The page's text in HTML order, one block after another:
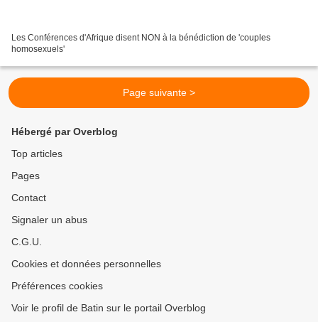
Les Conférences d'Afrique disent NON à la bénédiction de 'couples
homosexuels'
Page suivante >
Hébergé par Overblog
Top articles
Pages
Contact
Signaler un abus
C.G.U.
Cookies et données personnelles
Préférences cookies
Voir le profil de Batin sur le portail Overblog